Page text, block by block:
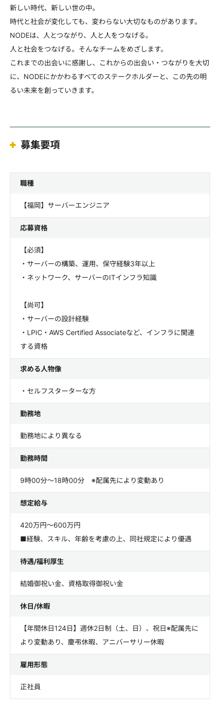
新しい時代、新しい世の中。
時代と社会が変化しても、変わらない大切なものがあります。
NODEは、人とつながり、人と人をつなげる。
人と社会をつなげる。そんなチームをめざします。
これまでの出会いに感謝し、これからの出会い・つながりを大切
に、NODEにかかわるすべてのステークホルダーと、この先の明
るい未来を創っていきます。
募集要項
職種
【福岡】サーバーエンジニア
応募資格
【必須】
・サーバーの構築、運用、保守経験3年以上
・ネットワーク、サーバーのITインフラ知識
【尚可】
・サーバーの設計経験
・LPIC・AWS Certified Associateなど、インフラに関連
する資格
求める人物像
・セルフスターターな方
勤務地
勤務地により異なる
勤務時間
9時00分～18時00分 ※配属先により変動あり
想定給与
420万円～600万円
■経験、スキル、年齢を考慮の上、同社規定により優遇
待遇/福利厚生
結婚御祝い金、資格取得御祝い金
休日/休暇
【年間休日124日】週休2日制（土、日）、祝日※配属先に
より変動あり、慶弔休暇、アニバーサリー休暇
雇用形態
正社員